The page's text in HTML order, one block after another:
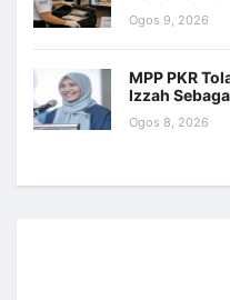
Ogos 9, 2026
MPP PKR
Izzah
Ogos 8, 2026